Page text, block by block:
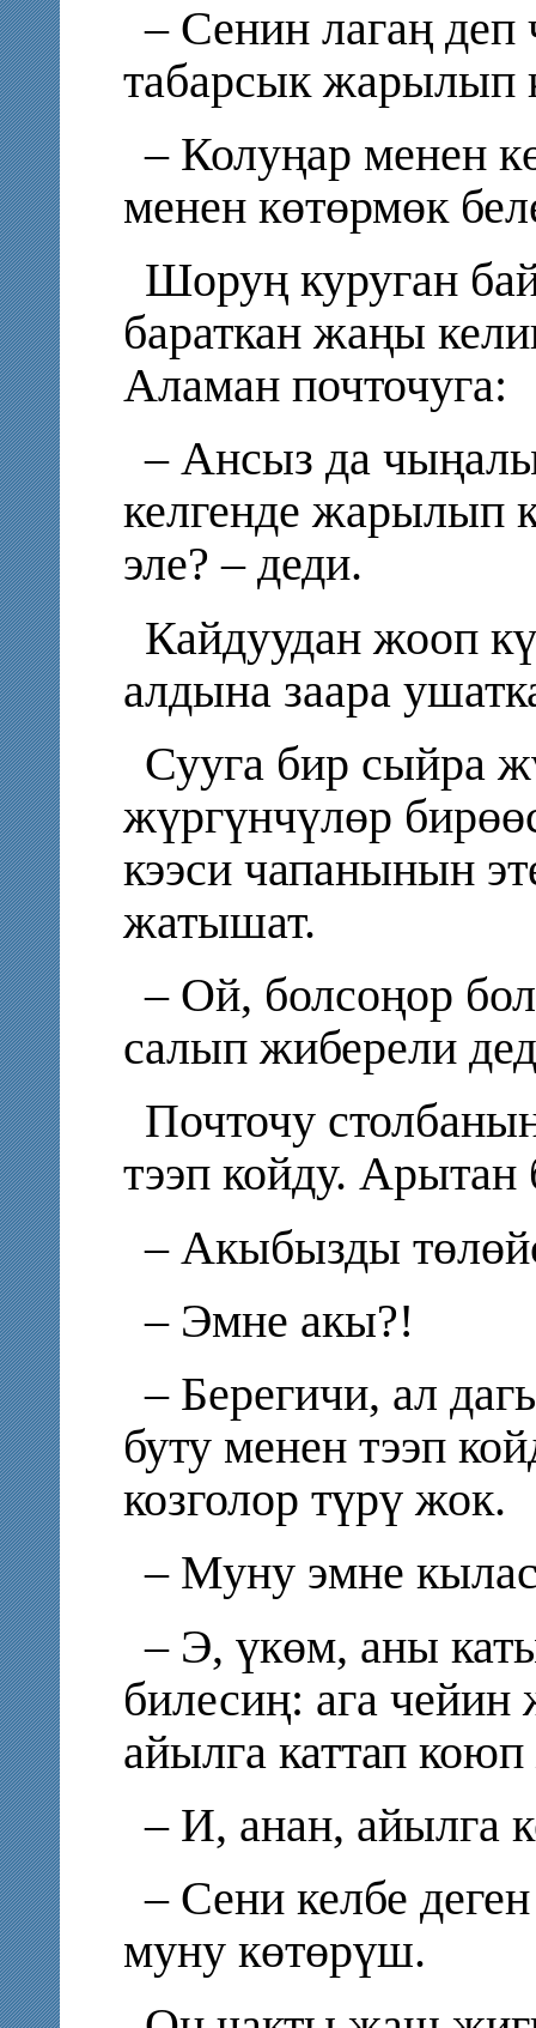
– Сенин лагаң
табарсык жарылып
– Колуңар менен
менен көтөрмөк
Шоруң куруган
бараткан жаңы
Аламан почточуга:
– Ансыз да
келгенде жарылып
эле? – деди.
Кайдуудан жооп
алдына заара
Сууга бир сыйра
жүргүнчүлөр
кээси чапанынын
жатышат.
– Ой, болсоңор
салып жиберели
Почточу
тээп койду.
– Акыбызды
– Эмне акы?!
– Берегичи, ал
буту менен тээп
козголор түрү жок.
– Муну эмне
– Э, үкөм, аны
билесиң: ага чейин
айылга каттап
– И, анан, айылга
– Сени келбе
муну көтөрүш.